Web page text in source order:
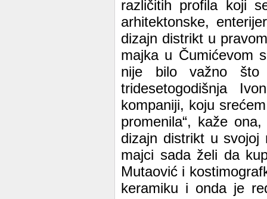
različitih profila koji
arhitektonske,
dizajn distrikt u
majka u Čumićevom
nije bilo važno
tridesetogodišnja
kompaniji, koju
promenila“, kaže
dizajn distrikt u svojoj
majci sada želi da
Mutaović i
keramiku i onda je